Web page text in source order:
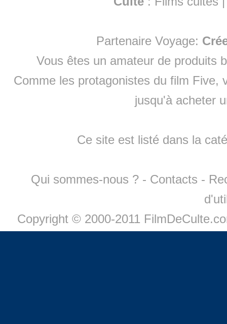
Partenaire Voyage:
Vous êtes un amateur de produits
Comme les protagonistes du film Five,
jusqu'à acheter
Ce site est listé dans la
Qui sommes-nous ? - Contacts -
Copyright © 2000-2011